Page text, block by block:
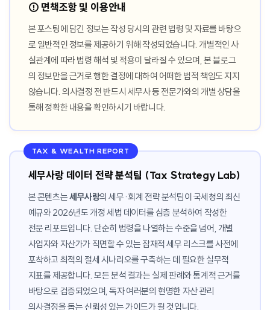
⚠️ 면책조항 및 이용안내
본 포스팅에 담긴 정보는 작성 당시의 관련 법령 및 자료를 바탕으
로 일반적인 정보를 제공하기 위해 작성되었습니다. 개별적인 사
실관계에 따라 법령 해석 및 적용이 달라질 수 있으며, 본 블로그
의 정보만을 근거로 행한 결정에 대하여 어떠한 법적 책임도 지지
않습니다. 의사결정 전 반드시 세무사 등 전문가와의 개별 상담을
통해 정확한 내용을 확인하시기 바랍니다.
TAX & WEALTH REPORT
세무사랑 데이터 전략 분석팀 (Tax Strategy Lab)
본 콘텐츠는세무사랑의 세무·회계 전략 분석팀이 국세청의 최신
예규와 2026년도 개정 세법 데이터를 심층 분석하여 작성한
전문 리포트입니다. 단순히 법령을 나열하는 수준을 넘어, 개별
사업자와 자산가가 직면할 수 있는 잠재적 세무 리스크를 사전에
포착하고 최적의 절세 시나리오를 구축하는 데 필요한 실무적
지표를 제공합니다. 모든 분석 결과는 실제 판례와 통계적 근거를
바탕으로 검증되었으며, 독자 여러분의 현명한 자산 관리
의사결정을 돕는 신뢰성 있는 가이드가 될 것입니다.